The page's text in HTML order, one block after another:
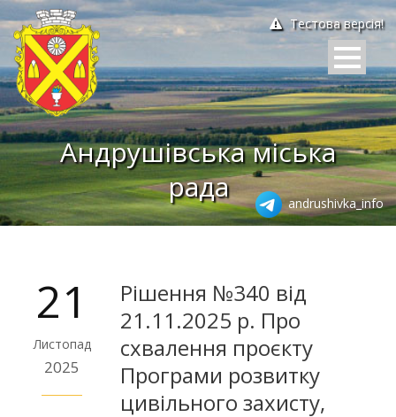
Тестова версія!
Андрушівська міська
рада
andrushivka_info
21
Листопад
2025
Рішення №340 від
21.11.2025 р. Про
схвалення проєкту
Програми розвитку
цивільного захисту,